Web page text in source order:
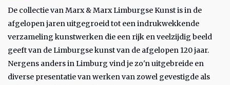
De collectie van Marx & Marx Limburgse Kunst is in de
afgelopen jaren uitgegroeid tot een indrukwekkende
verzameling kunstwerken die een rijk en veelzijdig beeld
geeft van de Limburgse kunst van de afgelopen 120 jaar.
Nergens anders in Limburg vind je zo'n uitgebreide en
diverse presentatie van werken van zowel gevestigde als